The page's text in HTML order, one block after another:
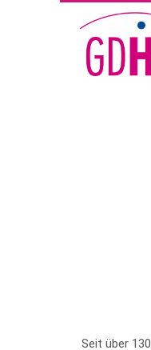
Seit über